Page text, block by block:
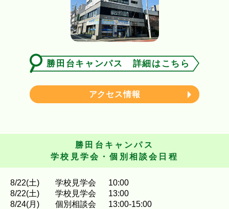
勝田台キャンパス 詳細はこちら
アクセス情報
勝田台キャンパス
学校見学会・個別相談会日程
8/22(土) 学校見学会
10:00
8/22(土) 学校見学会
13:00
8/24(月) 個別相談会
13:00-15:00